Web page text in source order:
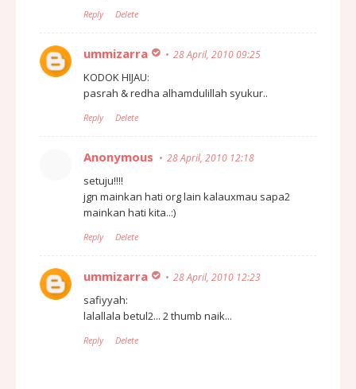
Reply Delete
ummizarra 28 April, 2010 09:25
KODOK HIJAU:
pasrah & redha alhamdulillah syukur..
Reply Delete
Anonymous 28 April, 2010 12:18
setuju!!!!
jgn mainkan hati org lain kalauxmau sapa2
mainkan hati kita..:)
Reply Delete
ummizarra 28 April, 2010 12:23
safiyyah:
lalallala betul2... 2 thumb naik...
Reply Delete